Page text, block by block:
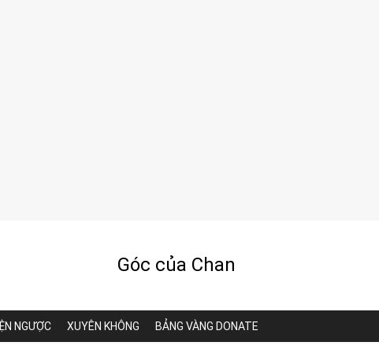
Góc của Chan
NGƯỢC XUYÊN KHÔNG BẢNG VÀNG DONATE